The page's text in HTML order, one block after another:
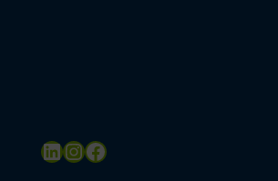
LinkedIn
Instagram
Facebook